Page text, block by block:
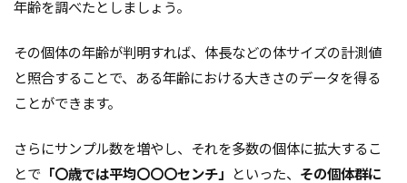
年齢を調べたとしましょう。
その個体の年齢が判明すれば、体長などの体サイズの計測値
と照合することで、ある年齢における大きさのデータを得る
ことができます。
さらにサンプル数を増やし、それを多数の個体に拡大するこ
とで 「〇歳では平均〇〇〇センチ」 といった、 その個体群に